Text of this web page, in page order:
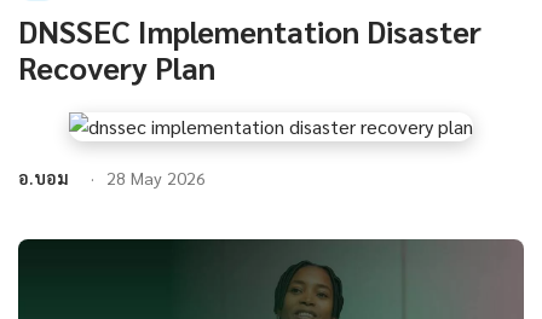
DNSSEC Implementation Disaster
Recovery Plan
อ.บอม 28 May 2026